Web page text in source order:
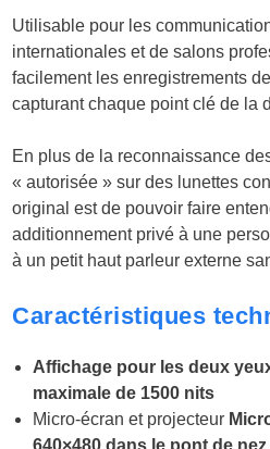
Utilisable pour les
internationales et de salons
facilement les enregistrements
capturant chaque point clé de la
En plus de la reconnaissance
« autorisée » sur des lunettes
original est de pouvoir faire
additionnement privé à une
à un petit haut parleur externe
Caractéristiques
Affichage pour les deux
maximale de 1500 nits
Micro-écran et projecteur
640×480 dans le pont de nez